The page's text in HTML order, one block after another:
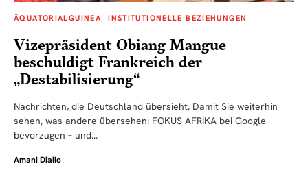
ÄQUATORIALGUINEA INSTITUTIONELLE BEZIEHUNGEN
Vizepräsident Obiang Mangue
beschuldigt Frankreich der
„Destabilisierung“
Nachrichten, die Deutschland übersieht. Damit Sie weiterhin
sehen, was andere übersehen: FOKUS AFRIKA bei Google
bevorzugen – und…
Amani Diallo